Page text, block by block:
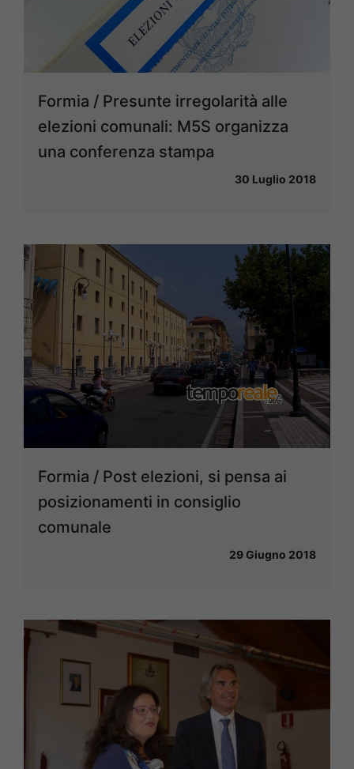
Formia / Presunte irregolarità alle
elezioni comunali: M5S organizza
una conferenza stampa
30 Luglio 2018
Formia / Post elezioni, si pensa ai
posizionamenti in consiglio
comunale
29 Giugno 2018